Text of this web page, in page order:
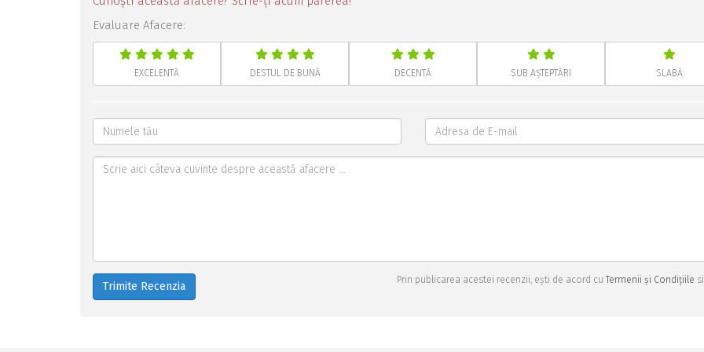
Evaluare Afacere:
EXCELENTĂ DESTUL DE BUNĂ DECENTĂ SUB AȘTEPTĂRI SLABĂ
Trimite Recenzia Prin publicarea acestei recenzii, ești de acord cuTermenii și Condițiile